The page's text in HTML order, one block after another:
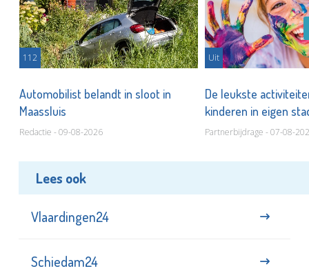
112
Automobilist belandt in sloot in
Maassluis
Redactie - 09-08-2026
Uit
De leukste
kinderen in eigen
Partnerbijdrage - 07-08-
Lees ook
Vlaardingen24
Schiedam24